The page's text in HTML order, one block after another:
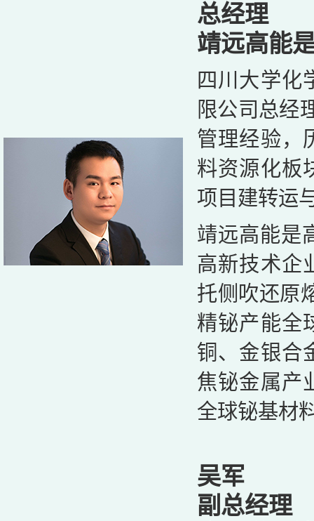
总经理
靖远高能
四川大学化
限公司总经
管理经验，
料资源化板
项目建转运
靖远高能是
高新技术企
托侧吹还原
精铋产能全
铜、金银合
焦铋金属产
全球铋基材
吴军
副总经理